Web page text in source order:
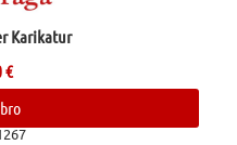
Karikatur
€